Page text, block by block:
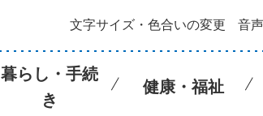
文字サイズ・色合いの変更 音
暮らし・手続
き
健康・福祉